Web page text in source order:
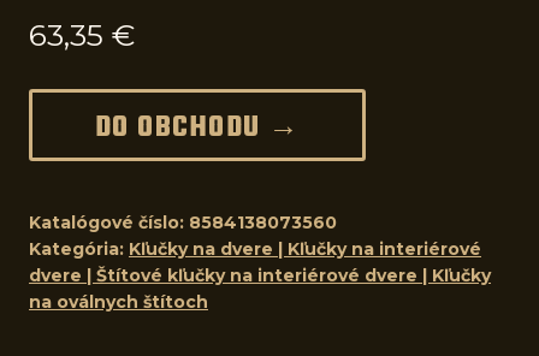
63,35 €
DO OBCHODU →
Katalógové číslo: 8584138073560
Kategória: Kľučky na dvere | Kľučky na interiérové
dvere | Štítové kľučky na interiérové dvere | Kľučky
na oválnych štítoch